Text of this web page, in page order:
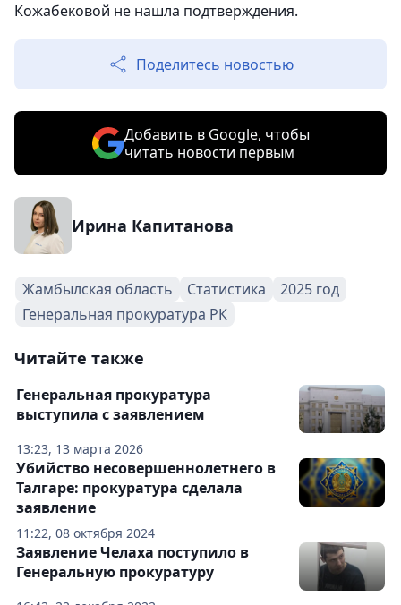
Кожабековой не нашла подтверждения.
Поделитесь новостью
Добавить в Google, чтобы
читать новости первым
Ирина Капитанова
Жамбылская область Статистика
2025 год
Генеральная прокуратура РК
Читайте также
13:23, 13 марта 2026
Генеральная прокуратура
выступила с заявлением
11:22, 08 октября 2024
Убийство несовершеннолетнего в
Талгаре: прокуратура сделала
заявление
Заявление Челаха поступило в
Генеральную прокуратуру